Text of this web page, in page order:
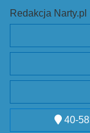
Redakcja Narty.pl
40-